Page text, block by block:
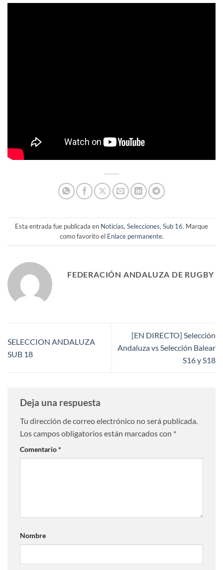
Esta entrada fue publicada en Noticias,Selecciones,Sub 16. Marque
como favorito el Enlace permanente.
FEDERACIÓN ANDALUZA DE RUGBY
SELECCION ANDALUZA
SUB 18
[EN DIRECTO] Selección
Andaluza vs Selección Balear
S16 y S18
Deja una respuesta
Tu dirección de correo electrónico no será publicada.
Los campos obligatorios están marcados con *
Comentario*
Nombre